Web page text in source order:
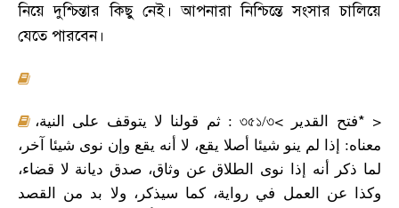
নিয়ে দুশ্চিন্তার কিছু নেই। আপনারা নিশ্চিন্তে সংসার চালিয়ে
যেতে পারবেন।
* >فتح القدير <
৩
/
৩৫১
:ثم قولنا لا يتوقف على
النية،
معناه: إذا لم ينو شيئا أصلا يقع، لا أنه يقع وإن نوى شيئا
آخر،
لما ذكر أنه إذا نوى الطلاق عن وثاق، صدق ديانة لا قضاء،
وكذا
عن العمل في رواية، كما سيذكر، ولا بد من
القصد